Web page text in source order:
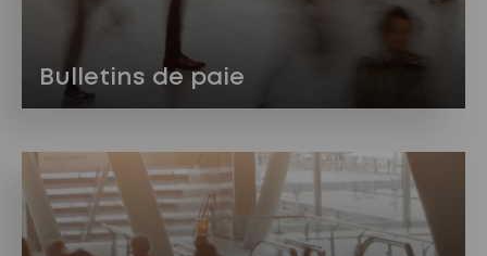
Bulletins de paie